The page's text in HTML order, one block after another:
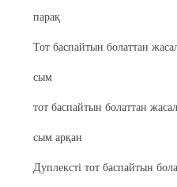
парақ
Тот баспайтын болаттан
сым
тот баспайтын болаттан
сым арқан
Дуплексті тот баспайтын